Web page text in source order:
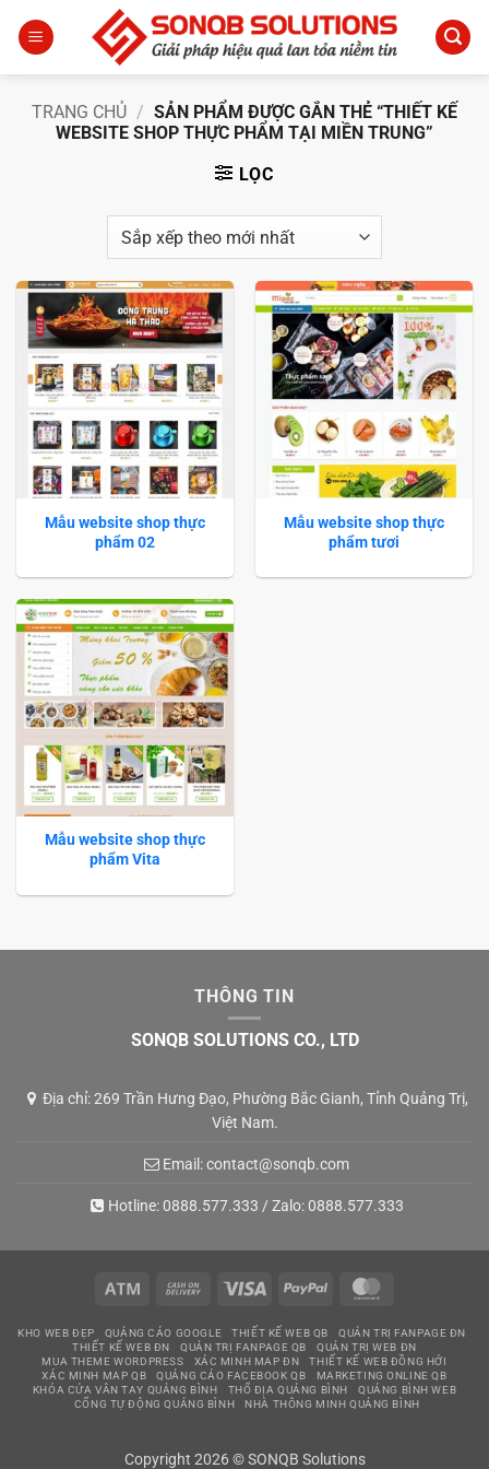
qua
TRANG CHỦ / SẢN PHẨM ĐƯỢC GẮN THẺ “THIẾT KẾ
WEBSITE SHOP THỰC PHẨM TẠI MIỀN TRUNG”
LỌC
Mẫu website shop thực
phẩm 02
Mẫu website shop thực
phẩm tươi
Mẫu website shop thực
phẩm Vita
THÔNG TIN
SONQB SOLUTIONS CO., LTD
Địa chỉ: 269 Trần Hưng Đạo, Phường Bắc Gianh, Tỉnh Quảng Trị,
Việt Nam.
Email:contact@sonqb.com
Hotline:0888.577.333 / Zalo:0888.577.333
Atm
Cash
Delivery
Visa PayPal
KHO WEB ĐẸP QUẢNG CÁO GOOGLE THIẾT KẾ WEB QB
QUẢN TRỊ FANPAGE ĐN
THIẾT KẾ WEB ĐN
QUẢN TRỊ FANPAGE QB
QUẢN TRỊ WEB ĐN
MUA THEME WORDPRESS
XÁC MINH MAP ĐN
THIẾT KẾ WEB ĐỒNG HỚI
XÁC MINH MAP QB
QUẢNG CÁO FACEBOOK QB
MARKETING ONLINE QB
KHÓA CỬA VÂN TAY QUẢNG BÌNH
THỔ ĐỊA QUẢNG BÌNH
QUẢNG BÌNH WEB
CỔNG TỰ ĐỘNG QUẢNG BÌNH
NHÀ THÔNG MINH QUẢNG BÌNH
Copyright 2026 © SONQB Solutions